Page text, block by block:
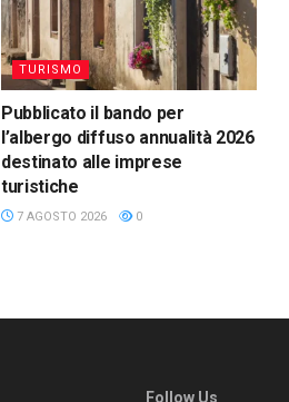
TURISMO
Pubblicato il bando per
l’albergo diffuso annualità 2026
destinato alle imprese
turistiche
7 AGOSTO 2026 0
Follow Us